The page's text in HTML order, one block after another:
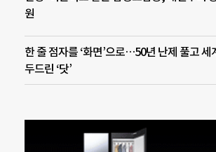
원
한 줄 점자를 ‘화면’으로…50년 난제 풀고 세
두드린 ‘닷’